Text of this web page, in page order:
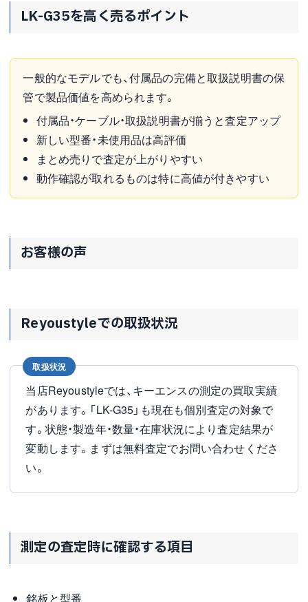
LK-G35を高く売るポイント
一般的なモデルでも、付属品の完備と取扱説明書の保
管で製品価値を高められます。
付属品・ケーブル・取扱説明書が揃うと査定アップ
新しい型番・未使用品は高評価
まとめ売りで査定が上がりやすい
動作確認が取れるものは特に高値が付きやすい
お客様の声
Reyoustyleでの取扱状況
取扱状況
当店Reyoustyleでは、キーエンスの測定の買取実績
があります。「LK-G35」も現在も個別査定の対象で
す。状態・製造年・数量・在庫状況により査定結果が
変動します。まずは無料査定でお問い合わせくださ
い。
測定の査定時に確認する項目
銘板と型番